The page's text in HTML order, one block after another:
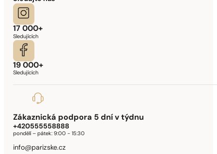
17 000+
Sledujících
19 000+
Sledujících
Zákaznická podpora 5 dní v týdnu
+420555558888
pondělí – pátek:9:00 - 15:30
info@parizske.cz